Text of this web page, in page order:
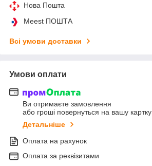
Нова Пошта
Meest ПОШТА
Всі умови доставки
Умови оплати
Ви отримаєте замовлення
або гроші повернуться на вашу картку
Детальніше
Оплата на рахунок
Оплата за реквізитами